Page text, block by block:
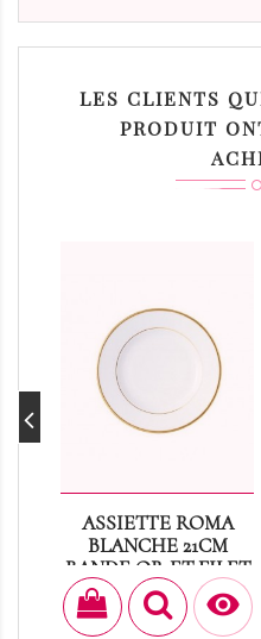
LES CLIENTS
PRODUIT
ASSIETTE ROMA
BLANCHE 21CM
BANDE OR ET FILET
OR
Prix
0,40 € 